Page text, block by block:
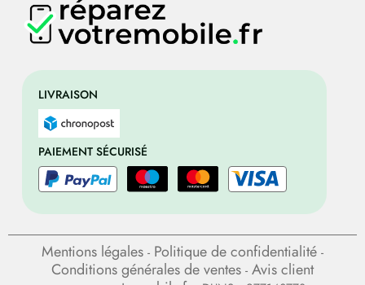
LIVRAISON
PAIEMENT SÉCURISÉ
Mentions légales - Politique de confidentialité -
Conditions générales de ventes - Avis client